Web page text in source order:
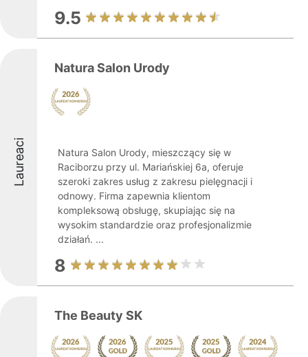
9.5
Laureaci
Natura Salon Urody
Natura Salon Urody, mieszczący się w
Raciborzu przy ul. Mariańskiej 6a, oferuje
szeroki zakres usług z zakresu pielęgnacji i
odnowy. Firma zapewnia klientom
kompleksową obsługę, skupiając się na
wysokim standardzie oraz profesjonalizmie
działań. ...
8
The Beauty SK